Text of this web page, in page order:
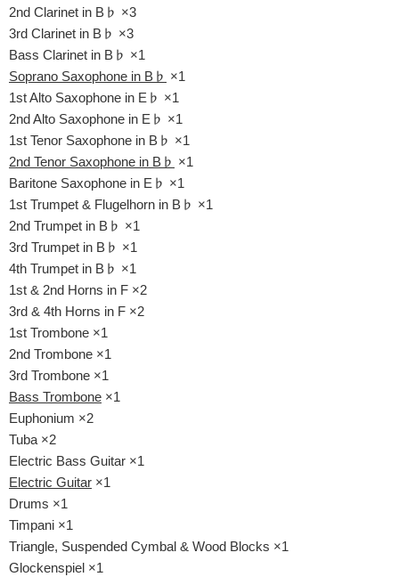
2nd Clarinet in B♭ ×3
3rd Clarinet in B♭ ×3
Bass Clarinet in B♭ ×1
Soprano Saxophone in B♭ ×1
1st Alto Saxophone in E♭ ×1
2nd Alto Saxophone in E♭ ×1
1st Tenor Saxophone in B♭ ×1
2nd Tenor Saxophone in B♭ ×1
Baritone Saxophone in E♭ ×1
1st Trumpet & Flugelhorn in B♭ ×1
2nd Trumpet in B♭ ×1
3rd Trumpet in B♭ ×1
4th Trumpet in B♭ ×1
1st & 2nd Horns in F ×2
3rd & 4th Horns in F ×2
1st Trombone ×1
2nd Trombone ×1
3rd Trombone ×1
Bass Trombone ×1
Euphonium ×2
Tuba ×2
Electric Bass Guitar ×1
Electric Guitar ×1
Drums ×1
Timpani ×1
Triangle, Suspended Cymbal & Wood Blocks ×1
Glockenspiel ×1